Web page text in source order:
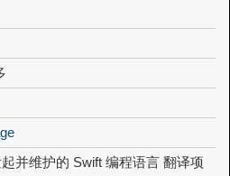
并维护的 Swift 编程语言 翻译项